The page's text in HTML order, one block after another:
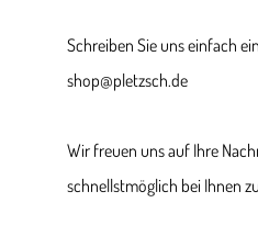
Schreiben Sie uns einfach
shop@pletzsch.de
Wir freuen uns auf Ihre
schnellstmöglich bei Ihnen